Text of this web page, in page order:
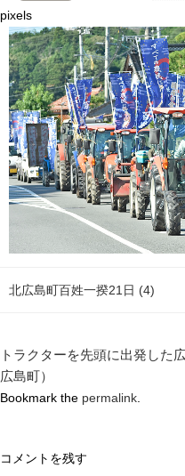
pixels
北広島町百姓一揆21日 (4)
トラクターを先頭に出発した
広島町）
Bookmark the permalink
コメントを残す